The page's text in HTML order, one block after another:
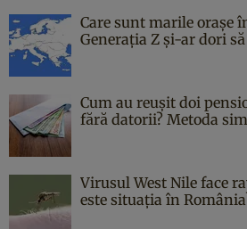
Care sunt marile orașe
Generația Z și-ar dori
Cum au reușit doi
fără datorii? Metoda
Virusul West Nile face
este situația în